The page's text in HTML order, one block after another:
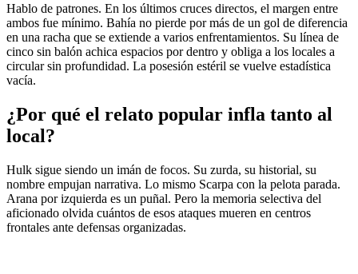
Hablo de patrones. En los últimos cruces directos, el margen entre
ambos fue mínimo. Bahía no pierde por más de un gol de diferencia
en una racha que se extiende a varios enfrentamientos. Su línea de
cinco sin balón achica espacios por dentro y obliga a los locales a
circular sin profundidad. La posesión estéril se vuelve estadística
vacía.
¿Por qué el relato popular infla tanto al
local?
Hulk sigue siendo un imán de focos. Su zurda, su historial, su
nombre empujan narrativa. Lo mismo Scarpa con la pelota parada.
Arana por izquierda es un puñal. Pero la memoria selectiva del
aficionado olvida cuántos de esos ataques mueren en centros
frontales ante defensas organizadas.